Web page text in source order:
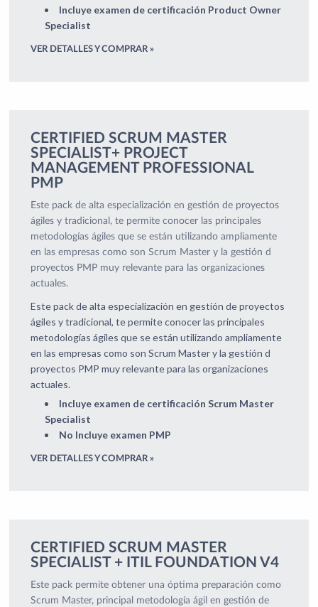
Incluye examen de certificación Product Owner
Specialist
VER DETALLES Y COMPRAR »
CERTIFIED SCRUM MASTER
SPECIALIST+ PROJECT
MANAGEMENT PROFESSIONAL
PMP
Este pack de alta especialización en gestión de proyectos
ágiles y tradicional, te permite conocer las principales
metodologías ágiles que se están utilizando ampliamente
en las empresas como son Scrum Master y la gestión d
proyectos PMP muy relevante para las organizaciones
actuales.
Este pack de alta especialización en gestión de proyectos
ágiles y tradicional, te permite conocer las principales
metodologías ágiles que se están utilizando ampliamente
en las empresas como son Scrum Master y la gestión d
proyectos PMP muy relevante para las organizaciones
actuales.
Incluye examen de certificación Scrum Master
Specialist
No Incluye examen PMP
VER DETALLES Y COMPRAR »
CERTIFIED SCRUM MASTER
SPECIALIST + ITIL FOUNDATION V4
Este pack permite obtener una óptima preparación como
Scrum Master, principal metodología ágil en gestión de